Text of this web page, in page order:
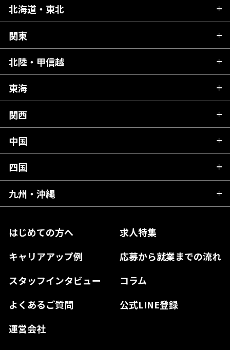
はじめての方へ
求人特集
キャリアアップ例
応募から就業までの流れ
スタッフインタビュー
コラム
よくあるご質問
公式LINE登録
運営会社
北海道・東北
北海道
青森県
秋田県
岩手県
宮城県
福島県
関東
茨城県
栃木県
群馬県
千葉県
東京都
神奈川県
北陸・甲信越
新潟県
富山県
石川県
山梨県
長野県
東海
岐阜県
静岡県
愛知県
関西
滋賀県
京都府
大阪府
奈良県
和歌山県
中国
広島県
岡山県
島根県
山口県
四国
愛媛県
高知県
徳島県
九州・沖縄
熊本県
宮崎県